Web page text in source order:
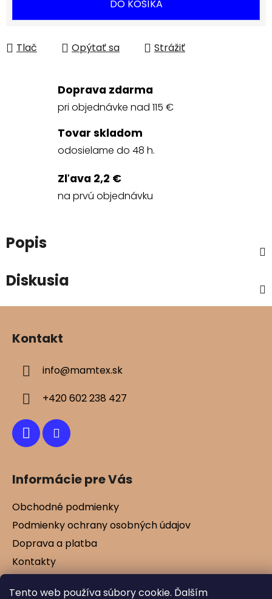
Tento web používa súbory cookie. Ďalším
DO KOŠÍKA
Tlač Opýtať sa Strážiť
Doprava zdarma
pri objednávke nad 115 €
Tovar skladom
odosielame do 48 h.
Zľava 2,2 €
na prvú objednávku
Popis
Diskusia
Kontakt
info@mamtex.sk
+420 602 238 427
Informácie pre Vás
Obchodné podmienky
Podmienky ochrany osobných údajov
Doprava a platba
Kontakty